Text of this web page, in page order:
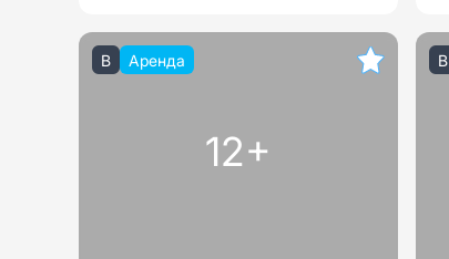
B Аренда
12+
B